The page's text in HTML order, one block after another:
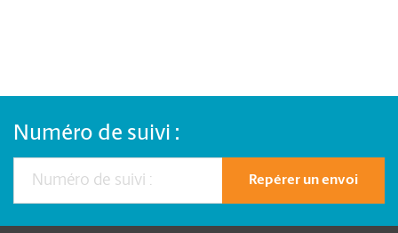
Numéro de suivi :
Repérer un envoi